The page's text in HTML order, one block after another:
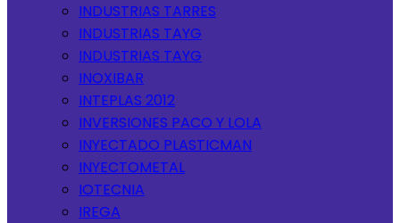
INDUSTRIAS TARRES
INDUSTRIAS TAYG
INDUSTRIAS TAYG
INOXIBAR
INTEPLAS 2012
INVERSIONES PACO Y LOLA
INYECTADO PLASTICMAN
INYECTOMETAL
IOTECNIA
IREGA